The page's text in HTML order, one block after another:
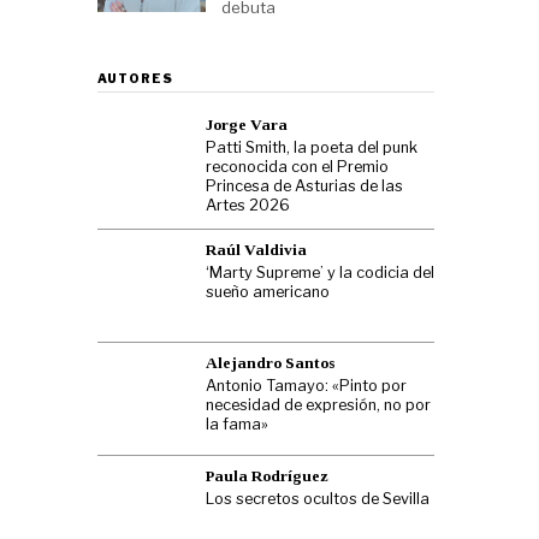
debuta
AUTORES
Jorge Vara
Patti Smith, la poeta del punk
reconocida con el Premio
Princesa de Asturias de las
Artes 2026
Raúl Valdivia
‘Marty Supreme’ y la codicia del
sueño americano
Alejandro Santos
Antonio Tamayo: «Pinto por
necesidad de expresión, no por
la fama»
Paula Rodríguez
Los secretos ocultos de Sevilla